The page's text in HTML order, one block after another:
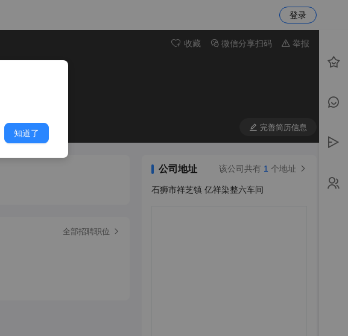
登录
收藏 微信分享扫码 举报
完善简历信息
全部招聘职位
公司地址 该公司共有 1 个地址
石狮市祥芝镇 亿祥染整六车间
知道了